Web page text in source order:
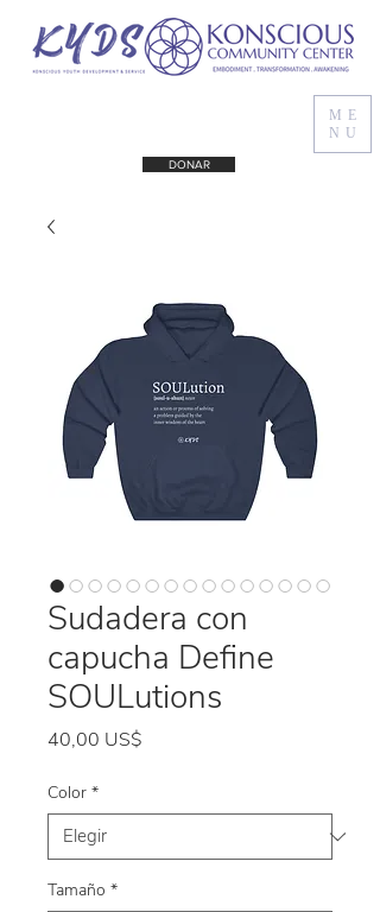
ME
NU
DONAR
Sudadera con
capucha Define
SOULutions
40,00 US$
Color *
Tamaño *